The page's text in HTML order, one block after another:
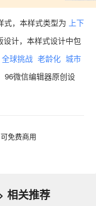
式，本样式类型为 上下
设计，本样式设计中包
全球挑战 老龄化 城市
96微信编辑器原创设
免费商用
相关推荐